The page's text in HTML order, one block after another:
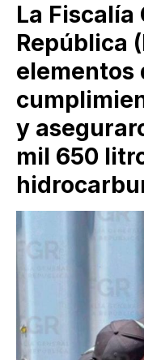
La Fiscalía
República
elementos
y
mil 650